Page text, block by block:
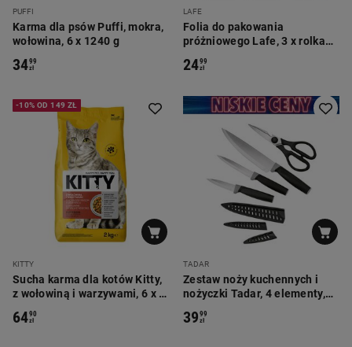
PUFFI
Karma dla psów Puffi, mokra,
wołowina, 6 x 1240 g
3499
zł
LAFE
Folia do pakowania
próżniowego Lafe, 3 x rolka
2499
zł
-10% OD 149 ZŁ
KITTY
Sucha karma dla kotów Kitty,
z wołowiną i warzywami, 6 x 2
6490
zł
TADAR
Zestaw noży kuchennych i
nożyczki Tadar, 4 elementy,
czarne
3999
zł